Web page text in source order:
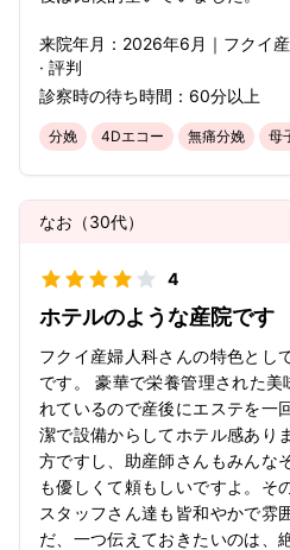
来院年月： 2026年6月 ｜ フクイ
· 評判
診察時の待ち時間： 60分以上
分娩 4Dエコー 無痛分娩 母
なお （30代）
4
ホテルのような産院です
フクイ産婦人科さんの特色とし
です。 豪華で栄養管理された美
れているので産後にエステを一
潔で設備からしてホテル感あり
方ですし、助産師さんもみんな
も優しくて頼もしいですよ。そ
スタッフさん達も皆和やかで雰
だ、一つ伝えておきたいのは、